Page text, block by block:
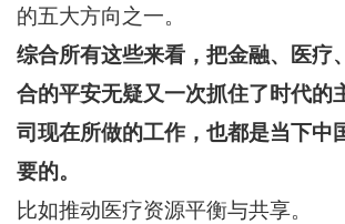
的五大方向之一。
综合所有这些来看，把金融、医疗
合的平安无疑又一次抓住了时代的
司现在所做的工作，也都是当下中
要的。
比如推动医疗资源平衡与共享。